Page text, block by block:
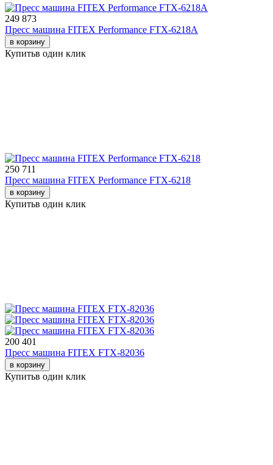
249 873
Пресс машина FITEX Performance FTX-6218A
в корзину
Купитьв один клик
250 711
Пресс машина FITEX Performance FTX-6218
в корзину
Купитьв один клик
200 401
Пресс машина FITEX FTX-82036
в корзину
Купитьв один клик